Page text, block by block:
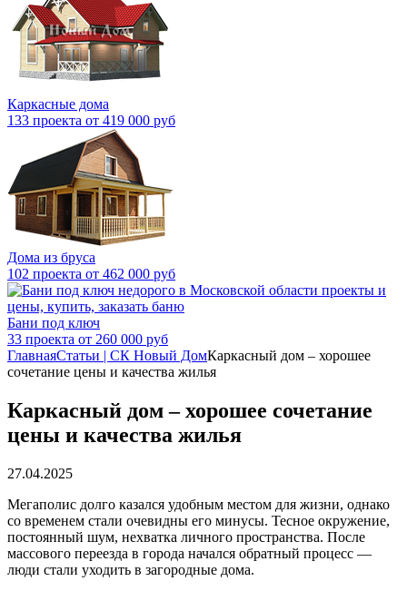
Каркасные дома
133 проекта от 419 000 руб
Дома из бруса
102 проекта от 462 000 руб
Бани под ключ
33 проекта от 260 000 руб
ГлавнаяСтатьи | СК Новый ДомКаркасный дом – хорошее
сочетание цены и качества жилья
Каркасный дом – хорошее сочетание
цены и качества жилья
27.04.2025
Мегаполис долго казался удобным местом для жизни, однако
со временем стали очевидны его минусы. Тесное окружение,
постоянный шум, нехватка личного пространства. После
массового переезда в города начался обратный процесс —
люди стали уходить в загородные дома.